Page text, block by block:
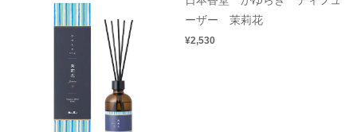
ーザー 茉莉花
¥2,530